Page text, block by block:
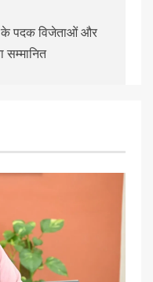
के पदक विजेताओं और
सम्मानित